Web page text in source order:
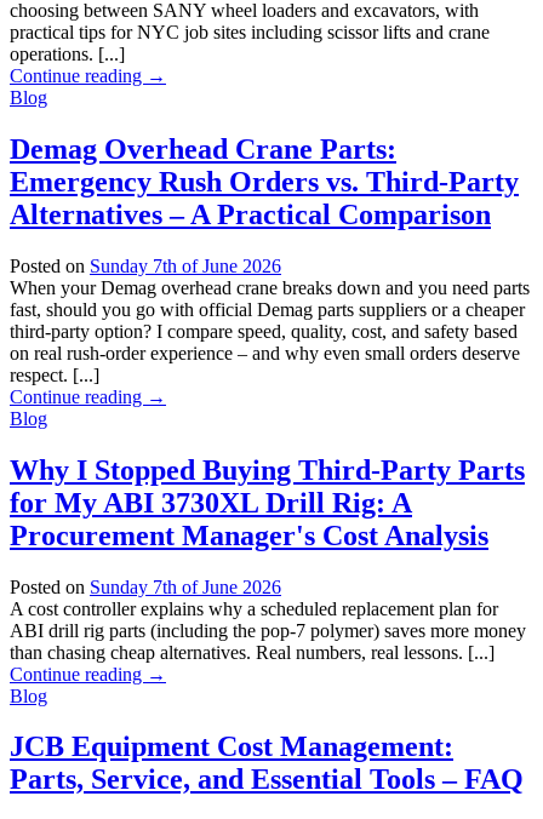
choosing between SANY wheel loaders and excavators, with
practical tips for NYC job sites including scissor lifts and crane
operations. [...]
Continue reading →
Blog
Demag Overhead Crane Parts:
Emergency Rush Orders vs. Third-Party
Alternatives – A Practical Comparison
Posted on Sunday 7th of June 2026
When your Demag overhead crane breaks down and you need parts
fast, should you go with official Demag parts suppliers or a cheaper
third-party option? I compare speed, quality, cost, and safety based
on real rush-order experience – and why even small orders deserve
respect. [...]
Continue reading →
Blog
Why I Stopped Buying Third-Party Parts
for My ABI 3730XL Drill Rig: A
Procurement Manager's Cost Analysis
Posted on Sunday 7th of June 2026
A cost controller explains why a scheduled replacement plan for
ABI drill rig parts (including the pop-7 polymer) saves more money
than chasing cheap alternatives. Real numbers, real lessons. [...]
Continue reading →
Blog
JCB Equipment Cost Management:
Parts, Service, and Essential Tools – FAQ